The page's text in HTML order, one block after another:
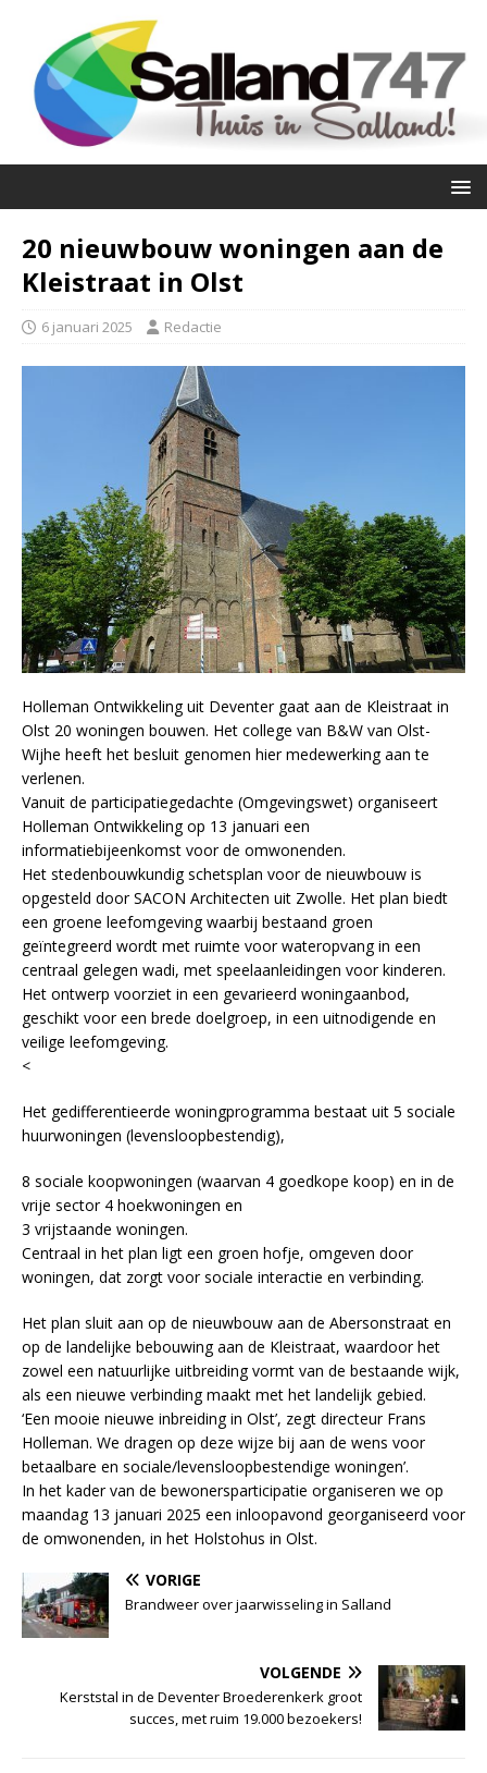
20 nieuwbouw woningen aan de
Kleistraat in Olst
6 januari 2025 Redactie
Holleman Ontwikkeling uit Deventer gaat aan de Kleistraat in
Olst 20 woningen bouwen. Het college van B&W van Olst-
Wijhe heeft het besluit genomen hier medewerking aan te
verlenen.
Vanuit de participatiegedachte (Omgevingswet) organiseert
Holleman Ontwikkeling op 13 januari een
informatiebijeenkomst voor de omwonenden.
Het stedenbouwkundig schetsplan voor de nieuwbouw is
opgesteld door SACON Architecten uit Zwolle. Het plan biedt
een groene leefomgeving waarbij bestaand groen
geïntegreerd wordt met ruimte voor wateropvang in een
centraal gelegen wadi, met speelaanleidingen voor kinderen.
Het ontwerp voorziet in een gevarieerd woningaanbod,
geschikt voor een brede doelgroep, in een uitnodigende en
veilige leefomgeving.
<
Het gedifferentieerde woningprogramma bestaat uit 5 sociale
huurwoningen (levensloopbestendig),
8 sociale koopwoningen (waarvan 4 goedkope koop) en in de
vrije sector 4 hoekwoningen en
3 vrijstaande woningen.
Centraal in het plan ligt een groen hofje, omgeven door
woningen, dat zorgt voor sociale interactie en verbinding.
Het plan sluit aan op de nieuwbouw aan de Abersonstraat en
op de landelijke bebouwing aan de Kleistraat, waardoor het
zowel een natuurlijke uitbreiding vormt van de bestaande wijk,
als een nieuwe verbinding maakt met het landelijk gebied.
‘Een mooie nieuwe inbreiding in Olst’, zegt directeur Frans
Holleman. We dragen op deze wijze bij aan de wens voor
betaalbare en sociale/levensloopbestendige woningen’.
In het kader van de bewonersparticipatie organiseren we op
maandag 13 januari 2025 een inloopavond georganiseerd voor
de omwonenden, in het Holstohus in Olst.
VORIGE
Brandweer over jaarwisseling in Salland
VOLGENDE
Kerststal in de Deventer Broederenkerk groot
succes, met ruim 19.000 bezoekers!